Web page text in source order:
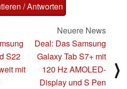
/ Antworten
S22
mit
Neuere News
Deal: Das Samsung
Galaxy Tab S7+ mit
120 Hz AMOLED-
Display und S Pen
⟩